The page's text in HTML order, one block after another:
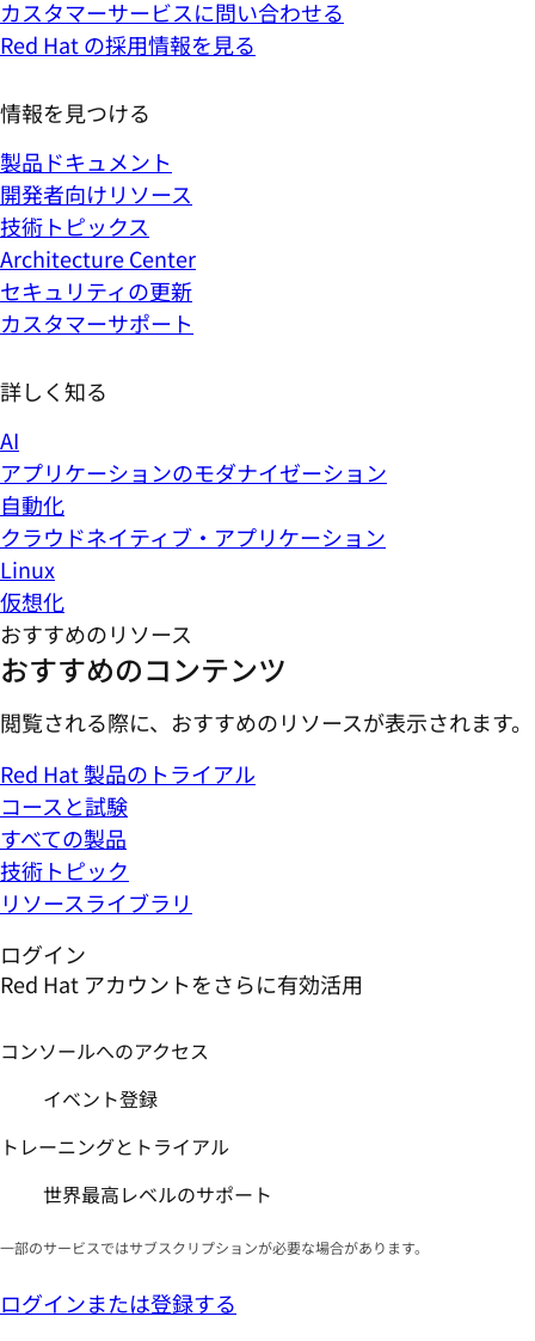
カスタマーサービスに問い合わせる
Red Hat の採用情報を見る
情報を見つける
製品ドキュメント
開発者向けリソース
技術トピックス
Architecture Center
セキュリティの更新
カスタマーサポート
詳しく知る
AI
アプリケーションのモダナイゼーション
自動化
クラウドネイティブ・アプリケーション
Linux
仮想化
おすすめのリソース
おすすめのコンテンツ
閲覧される際に、おすすめのリソースが表示されます。
Red Hat 製品のトライアル
コースと試験
すべての製品
技術トピック
リソースライブラリ
ログイン
Red Hat アカウントをさらに有効活用
コンソールへのアクセス
イベント登録
トレーニングとトライアル
世界最高レベルのサポート
一部のサービスではサブスクリプションが必要な場合があります。
ログインまたは登録する